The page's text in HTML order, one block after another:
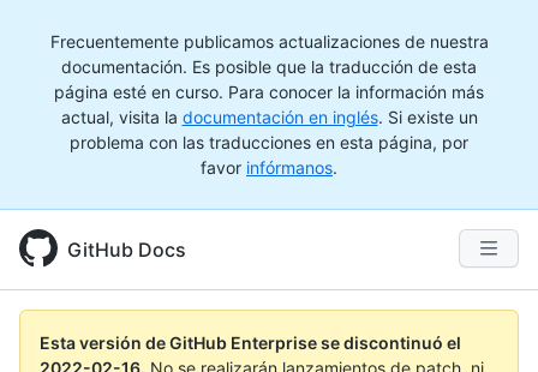
Frecuentemente publicamos actualizaciones de nuestra
documentación. Es posible que la traducción de esta
página esté en curso. Para conocer la información más
actual, visita la documentación en inglés. Si existe un
problema con las traducciones en esta página, por
favor infórmanos.
GitHub Docs
Esta versión de GitHub Enterprise se discontinuó el
2022-02-16. No se realizarán lanzamientos de patch, ni